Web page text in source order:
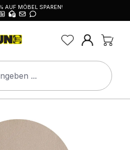
AUF MÖBEL SPAREN!